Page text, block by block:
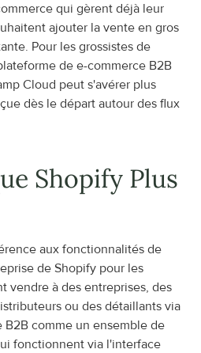
qui gèrent déjà leur
ajouter la vente en gros
Pour les grossistes de
de e-commerce B2B
Cloud peut s'avérer plus
dès le départ autour des flux
Shopify Plus
aux fonctionnalités de
de Shopify pour les
vendre à des entreprises, des
ou des détaillants via
comme un ensemble de
fonctionnent via l'interface